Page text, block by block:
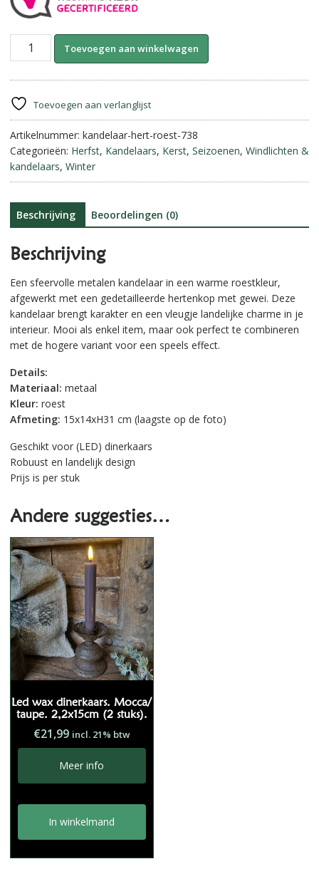
Kandelaar
Hert-
||
31
cm
aantal
Toevoegen aan winkelwagen
n
t
v
Toevoegen aan verlanglijst
Artikelnummer: kandelaar-hert-roest-738
Categorieën: Herfst, Kandelaars, Kerst, Seizoenen, Windlichten &
kandelaars, Winter
Beschrijving Beoordelingen (0)
Beschrijving
Een sfeervolle metalen kandelaar in een warme roestkleur,
afgewerkt met een gedetailleerde hertenkop met gewei. Deze
kandelaar brengt karakter en een vleugje landelijke charme in je
interieur. Mooi als enkel item, maar ook perfect te combineren
met de hogere variant voor een speels effect.
Details:
Materiaal: metaal
Kleur: roest
Afmeting: 15x14xH31 cm (laagste op de foto)
Geschikt voor (LED) dinerkaars
Robuust en landelijk design
Prijs is per stuk
Andere suggesties…
Led wax dinerkaars. Mocca/
taupe. 2,2x15cm (2 stuks).
€21,99 incl. 21% btw
Meer info
In winkelmand